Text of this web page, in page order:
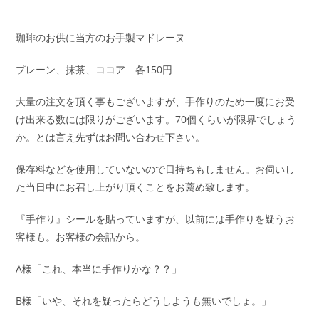
日:
テ
リ
珈琲のお供に当方のお手製マドレーヌ
プレーン、抹茶、ココア 各150円
大量の注文を頂く事もございますが、手作りのため一度にお受
け出来る数には限りがございます。70個くらいが限界でしょう
か。とは言え先ずはお問い合わせ下さい。
保存料などを使用していないので日持ちもしません。お伺いし
た当日中にお召し上がり頂くことをお薦め致します。
『手作り』シールを貼っていますが、以前には手作りを疑うお
客様も。お客様の会話から。
A様「これ、本当に手作りかな？？」
B様「いや、それを疑ったらどうしようも無いでしょ。」